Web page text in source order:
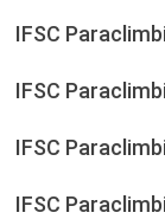
IFSC
IFSC
IFSC
IFSC